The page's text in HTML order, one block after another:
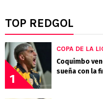
TOP REDGOL
1
COPA DE LA
Coquimbo
sueña con la